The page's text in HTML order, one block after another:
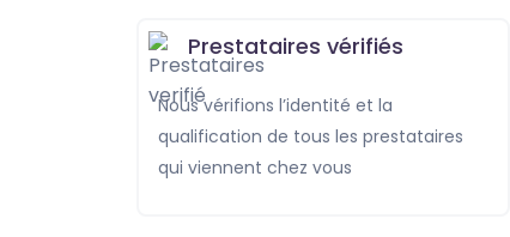
Prestataires vérifiés
Nous vérifions l’identité et la
qualification de tous les prestataires
qui viennent chez vous